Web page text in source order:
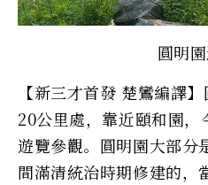
圓明
【新三才首發 楚鸞編譯
20公里處，靠近頤和園
遊覽參觀。圓明園大部分
間滿清統治時期修建的，